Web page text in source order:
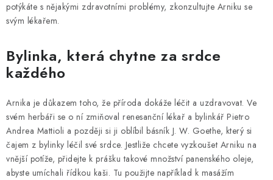
potýkáte s nějakými zdravotními problémy, zkonzultujte Arniku se
svým lékařem.
Bylinka, která chytne za srdce
každého
Arnika je důkazem toho, že příroda dokáže léčit a uzdravovat. Ve
svém herbáři se o ní zmiňoval renesanční lékař a bylinkář Pietro
Andrea Mattioli a později si ji oblíbil básník J. W. Goethe, který si
čajem z bylinky léčil své srdce. Jestliže chcete vyzkoušet Arniku na
vnější potíže, přidejte k prášku takové množství panenského oleje,
abyste umíchali řídkou kaši. Tu použijte například k masážím